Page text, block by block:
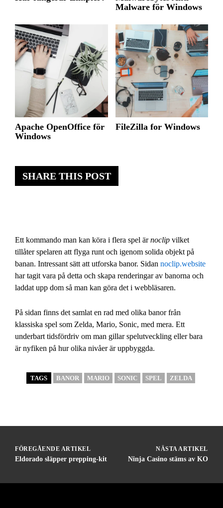
SHARE THIS POST
Ett kommando man kan köra i flera spel ärnoclip vilket
tillåter spelaren att flyga runt och igenom solida objekt på
banan. Intressant sätt att utforska banor. Sidan noclip.website
har tagit vara på detta och skapa renderingar av banorna och
laddat upp dom så man kan göra det i webbläsaren.
På sidan finns det samlat en rad med olika banor från
klassiska spel som Zelda, Mario, Sonic, med mera. Ett
underbart tidsfördriv om man gillar spelutveckling eller bara
är nyfiken på hur olika nivåer är uppbyggda.
TAGS BANOR MARIO SONIC SPEL ZELDA
Malware för Windows
Apache OpenOffice för
Windows
FileZilla for Windows
FÖREGÅENDE ARTIKEL
Eldorado släpper prepping-kit
NÄSTA ARTIKEL
Ninja Casino stäms av KO